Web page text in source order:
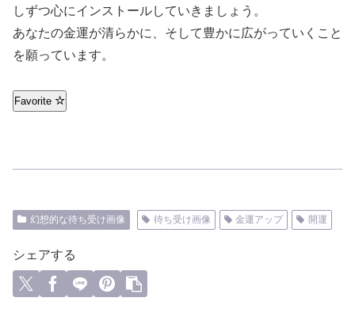
しずつ心にインストールしていきましょう。
あなたの金運が清らかに、そして豊かに広がっていくこと
を願っています。
Favorite
幻想的な待ち受け画像 待ち受け画像 金運アップ 開運
シェアする